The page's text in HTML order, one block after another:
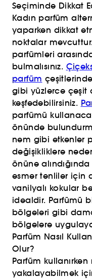
Seçiminde Dikkat
Kadın parfüm
yaparken dikkat
noktalar
parfümleri
bulmalısınız.
parfüm
gibi yüzlerce çeşit
keşfedebilirsiniz.
parfümü
önünde
nem gibi etkenler
değişikliklere
önüne
esmer tenliler için
vanilyalı kokular
idealdir. Parfümü
bölgeleri gibi
bölgelere
Parfüm Nasıl
Olur?
Parfüm kullanırken
yakalayabilmek